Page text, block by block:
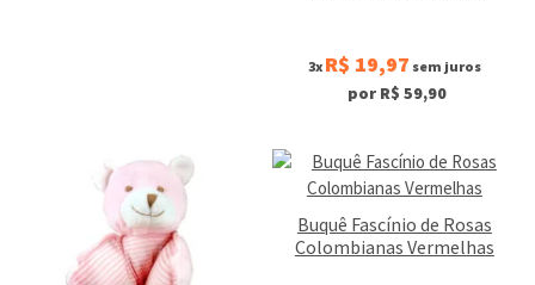
3x R$ 19,97 sem juros
por R$ 59,90
Buquê Fascínio de Rosas
Colombianas Vermelhas